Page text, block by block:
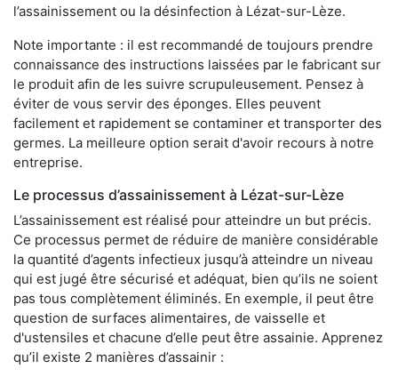
l’assainissement ou la désinfection à Lézat-sur-Lèze.
Note importante : il est recommandé de toujours prendre
connaissance des instructions laissées par le fabricant sur
le produit afin de les suivre scrupuleusement. Pensez à
éviter de vous servir des éponges. Elles peuvent
facilement et rapidement se contaminer et transporter des
germes. La meilleure option serait d'avoir recours à notre
entreprise.
Le processus d’assainissement à Lézat-sur-Lèze
L’assainissement est réalisé pour atteindre un but précis.
Ce processus permet de réduire de manière considérable
la quantité d’agents infectieux jusqu’à atteindre un niveau
qui est jugé être sécurisé et adéquat, bien qu’ils ne soient
pas tous complètement éliminés. En exemple, il peut être
question de surfaces alimentaires, de vaisselle et
d'ustensiles et chacune d’elle peut être assainie. Apprenez
qu’il existe 2 manières d’assainir :